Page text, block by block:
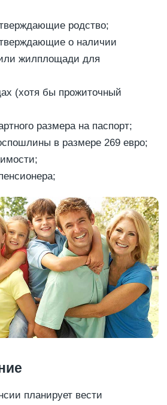
родство;
о наличии
жилплощади для
(хотя бы прожиточный
размера на паспорт;
в размере 269 евро;
планирует вести